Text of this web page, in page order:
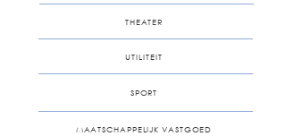
THEATER
UTILITEIT
SPORT
MAATSCHAPPELIJK VASTGOED